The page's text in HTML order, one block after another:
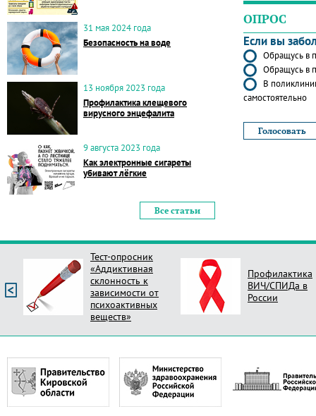
31 мая 2024 года
Безопасность на воде
13 ноября 2023 года
Профилактика клещевого
вирусного энцефалита
9 августа 2023 года
Как электронные сигареты
убивают лёгкие
Все статьи
ОПРОС
Если вы
Обращусь в
Обращусь в
В
самостоятельно
Тест-опросник
«Аддиктивная
склонность к
зависимости от
психоактивных
веществ»
Профилактика
ВИЧ/СПИДа в
России